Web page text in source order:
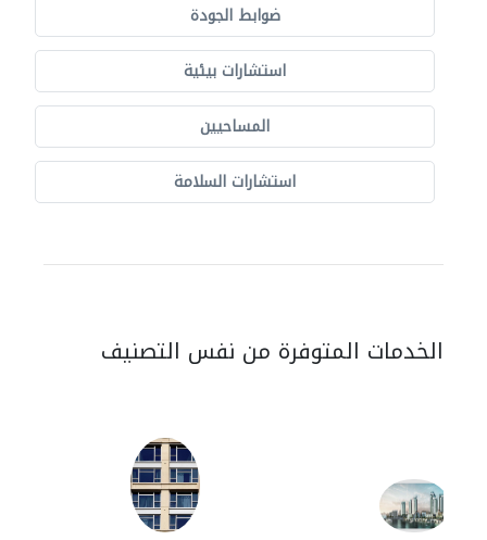
ضوابط الجودة
استشارات بيئية
المساحيين
استشارات السلامة
الخدمات المتوفرة من نفس التصنيف